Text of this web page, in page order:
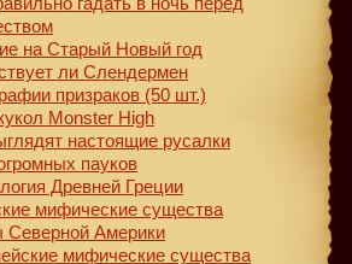
на Старый Новый год
ли Слендермен
призраков (50 шт.)
Monster High
настоящие русалки
пауков
Древней Греции
мифические существа
Америки
мифические существа